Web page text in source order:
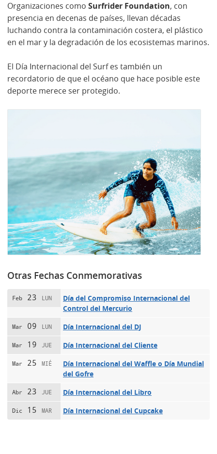
Organizaciones como Surfrider Foundation, con
presencia en decenas de países, llevan décadas
luchando contra la contaminación costera, el plástico
en el mar y la degradación de los ecosistemas marinos.
El Día Internacional del Surf es también un
recordatorio de que el océano que hace posible este
deporte merece ser protegido.
Otras Fechas Conmemorativas
Feb 23 LUN
Día del Compromiso Internacional del
Control del Mercurio
Mar 09 LUN Día Internacional del DJ
Mar 19 JUE Día Internacional del Cliente
Mar 25 MIÉ
Día Internacional del Waffle o Día Mundial
del Gofre
Abr 23 JUE Día Internacional del Libro
Dic 15 MAR Día Internacional del Cupcake